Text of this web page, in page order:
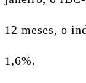
12 meses, o
1,6%.